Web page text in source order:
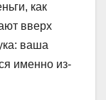
как
вверх
ваша
именно из-